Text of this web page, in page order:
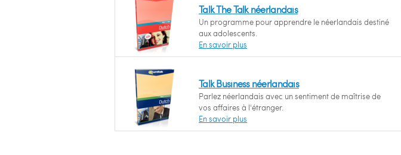
Talk The Talk néerlandais
Un programme pour apprendre le néerlandais destiné
aux adolescents.
En savoir plus
Talk Business néerlandais
Parlez néerlandais avec un sentiment de maîtrise de
vos affaires à l'étranger.
En savoir plus